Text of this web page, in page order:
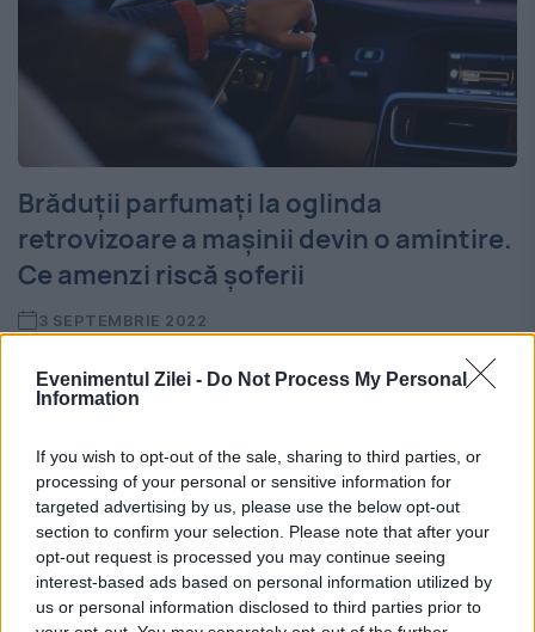
Evenimentul Zilei - Do Not Process My Personal
Information
If you wish to opt-out of the sale, sharing to third parties, or
processing of your personal or sensitive information for
targeted advertising by us, please use the below opt-out
section to confirm your selection. Please note that after your
opt-out request is processed you may continue seeing
interest-based ads based on personal information utilized by
us or personal information disclosed to third parties prior to
Brăduții parfumați la oglinda
retrovizoare a mașinii devin o amintire.
Ce amenzi riscă șoferii
3 SEPTEMBRIE 2022
Șoferii care au accesorii pe parbriz, lunetă
sau geamurile naturale vor fi aspru
amendați de către polițiști, potrivit Codului
Rutier. Amenzile pot depăși suma de 1.000
de lei. Șoferii care...